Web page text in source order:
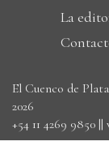
La
El Cuenco de
2026
+54 11 4269 9850 ||